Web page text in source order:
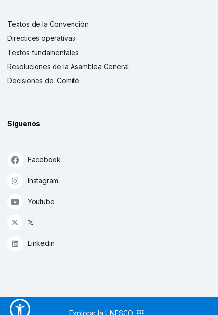
Textos de la Convención
Directices operativas
Textos fundamentales
Resoluciones de la Asamblea General
Decisiones del Comité
Síguenos
Facebook
Instagram
Youtube
𝕏
Linkedin
Explorar la UNESCO